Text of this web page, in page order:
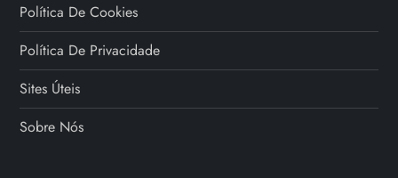
Política De Cookies
Política De Privacidade
Sites Úteis
Sobre Nós